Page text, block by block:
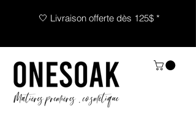
🤍 Livraison offerte dès 125$ *